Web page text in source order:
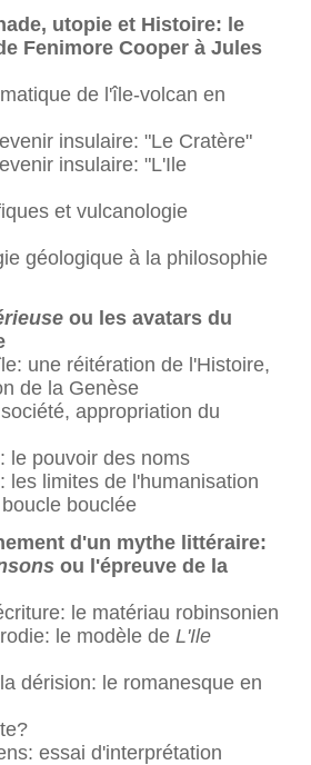
utopie et Histoire: le
Fenimore Cooper à Jules
de l'île-volcan en
insulaire: "Le Cratère"
insulaire: "L'Ile
et vulcanologie
géologique à la philosophie
ou les avatars du
une réitération de l'Histoire,
de la Genèse
appropriation du
le pouvoir des noms
les limites de l'humanisation
bouclée
d'un mythe littéraire:
ou l'épreuve de la
le matériau robinsonien
le modèle de L'Ile
dérision: le romanesque en
essai d'interprétation